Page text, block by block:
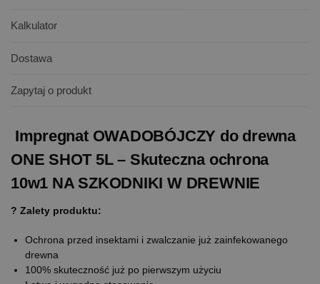
Kalkulator
Dostawa
Zapytaj o produkt
Impregnat OWADOBÓJCZY do drewna
ONE SHOT 5L – Skuteczna ochrona
10w1 NA SZKODNIKI W DREWNIE
? Zalety produktu:
Ochrona przed insektami i zwalczanie już zainfekowanego
drewna
100% skuteczność już po pierwszym użyciu